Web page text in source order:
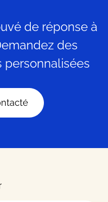
de réponse à
des
personnalisées